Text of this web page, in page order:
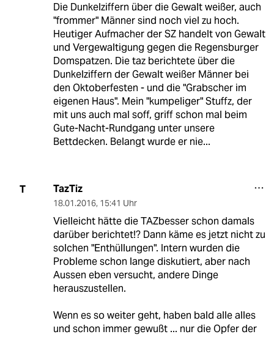
Die Dunkelziffern über die Gewalt weißer, auch
"frommer" Männer sind noch viel zu hoch.
Heutiger Aufmacher der SZ handelt von Gewalt
und Vergewaltigung gegen die Regensburger
Domspatzen. Die taz berichtete über die
Dunkelziffern der Gewalt weißer Männer bei
den Oktoberfesten - und die "Grabscher im
eigenen Haus". Mein "kumpeliger" Stuffz, der
mit uns auch mal soff, griff schon mal beim
Gute-Nacht-Rundgang unter unsere
Bettdecken. Belangt wurde er nie...
T TazTiz
18.01.2016, 15:41 Uhr
Vielleicht hätte die TAZbesser schon damals
darüber berichtet!? Dann käme es jetzt nicht zu
solchen "Enthüllungen". Intern wurden die
Probleme schon lange diskutiert, aber nach
Aussen eben versucht, andere Dinge
herauszustellen.
Wenn es so weiter geht, haben bald alle alles
und schon immer gewußt ... nur die Opfer der